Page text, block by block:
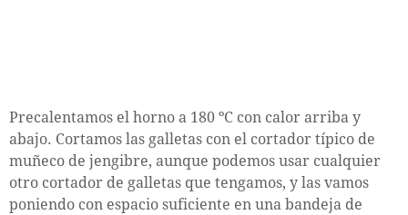
Precalentamos el horno a 180 ºC con calor arriba y
abajo. Cortamos las galletas con el cortador típico de
muñeco de jengibre, aunque podemos usar cualquier
otro cortador de galletas que tengamos, y las vamos
poniendo con espacio suficiente en una bandeja de